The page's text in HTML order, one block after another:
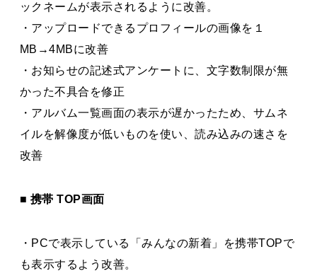
ックネームが表示されるように改善。
・アップロードできるプロフィールの画像を１
MB→4MBに改善
・お知らせの記述式アンケートに、文字数制限が無
かった不具合を修正
・アルバム一覧画面の表示が遅かったため、サムネ
イルを解像度が低いものを使い、読み込みの速さを
改善
■ 携帯 TOP画面
・PCで表示している「みんなの新着」を携帯TOPで
も表示するよう改善。